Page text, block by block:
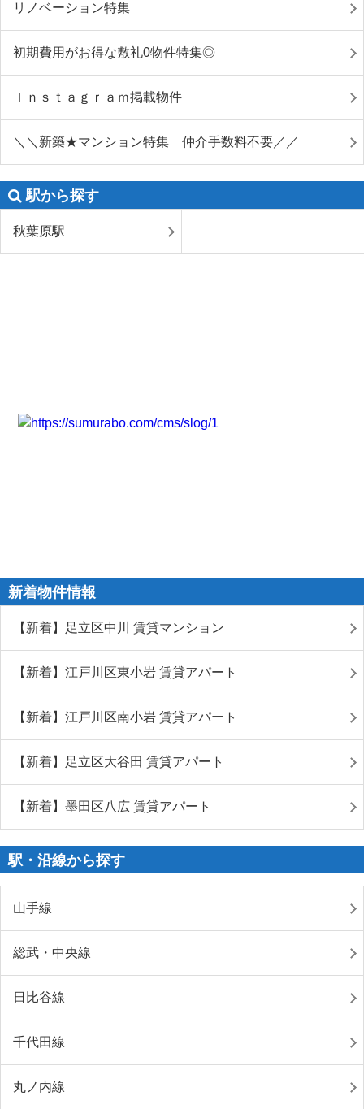
リノベーション特集
初期費用がお得な敷礼0物件特集◎
Ｉｎｓｔａｇｒａｍ掲載物件
＼＼新築★マンション特集 仲介手数料不要／／
駅から探す
秋葉原駅
新着物件情報
【新着】足立区中川 賃貸マンション
【新着】江戸川区東小岩 賃貸アパート
【新着】江戸川区南小岩 賃貸アパート
【新着】足立区大谷田 賃貸アパート
【新着】墨田区八広 賃貸アパート
駅・沿線から探す
山手線
総武・中央線
日比谷線
千代田線
丸ノ内線